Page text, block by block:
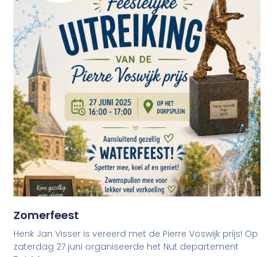
Zomerfeest
Henk Jan Visser is vereerd met de Pierre Voswijk prijs! Op
zaterdag 27 juni organiseerde het Nut departement